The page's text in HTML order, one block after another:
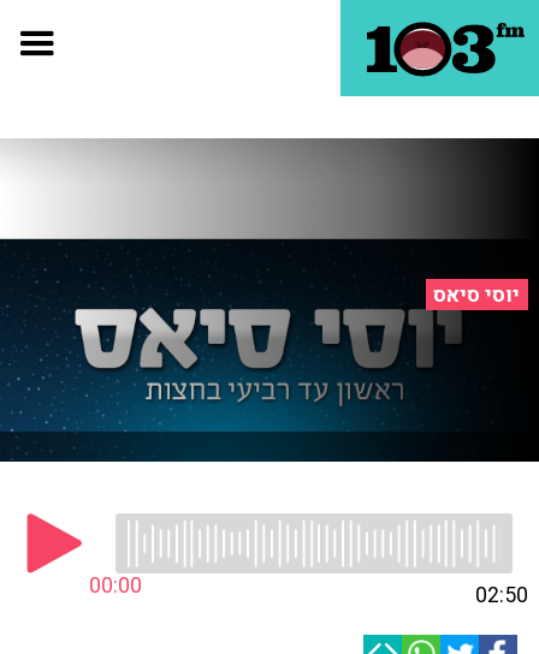
יוסי סיאס
00:00 02:50